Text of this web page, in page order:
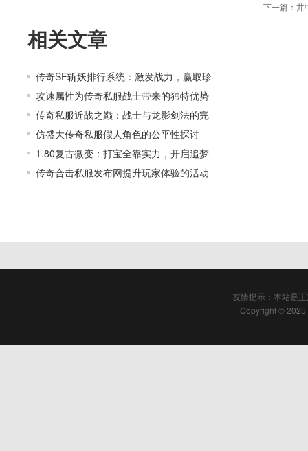
下一篇： 井
相关文章
传奇SF斩妖排行系统：激发战力，赢取珍
攻速属性为传奇私服战士带来的独特优势
传奇私服近战之巅：战士与龙影剑法的完
仿盛大传奇私服假人角色的公平性探讨
1.80复古微变：打宝全靠实力，开启追梦
传奇合击私服发布网提升玩家体验的活动
友情提示：本站是
Copyright © 2025